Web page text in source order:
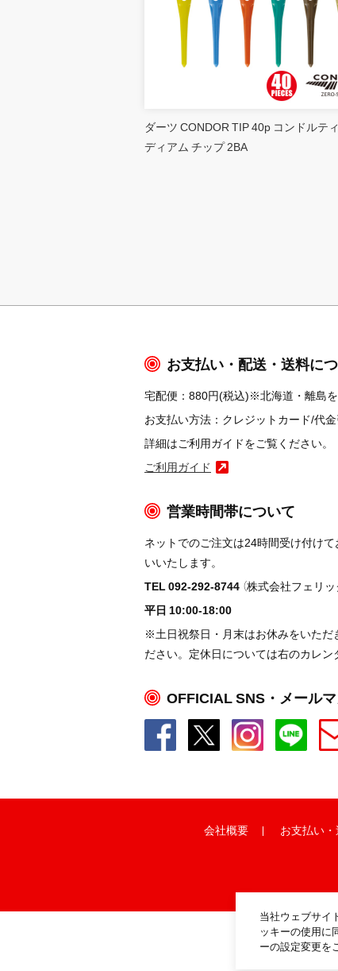
ダーツ CONDOR TIP 40p コンドルテ
ディアム チップ 2BA
当社ウェブサイ
ッキーの使用に
ーの設定変更を
お支払い・配送・送料に
宅配便：880円(税込)※北海道・離島
お支払い方法：クレジットカード/代
詳細はご利用ガイドをご覧ください。
ご利用ガイド
営業時間帯について
ネットでのご注文は24時間受け付け
いいたします。
TEL 092-292-8744 （株式会社フェリ
平日 10:00-18:00
※土日祝祭日・月末はお休みをいただ
ださい。定休日については右のカレン
OFFICIAL SNS・メール
会社概要 お支払い ・